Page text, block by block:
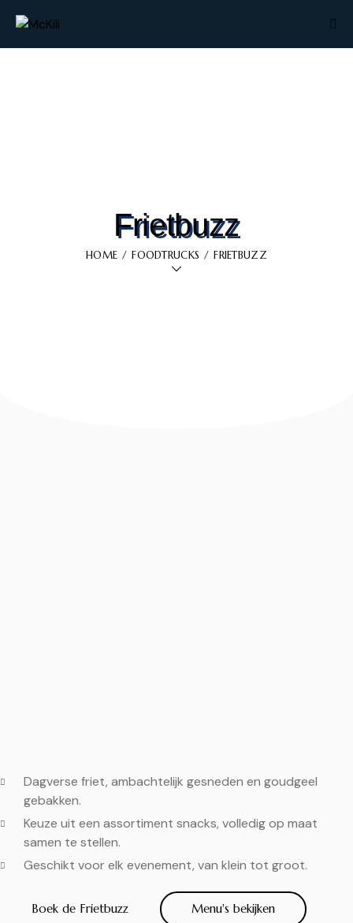
Frietbuzz
HOME FOODTRUCKS FRIETBUZZ
Dagverse friet, ambachtelijk gesneden en goudgeel
gebakken.
Keuze uit een assortiment snacks, volledig op maat
samen te stellen.
Geschikt voor elk evenement, van klein tot groot.
Boek de Frietbuzz Menu's bekijken